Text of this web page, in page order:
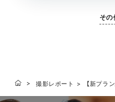
そ
撮影レポート 【新プラ